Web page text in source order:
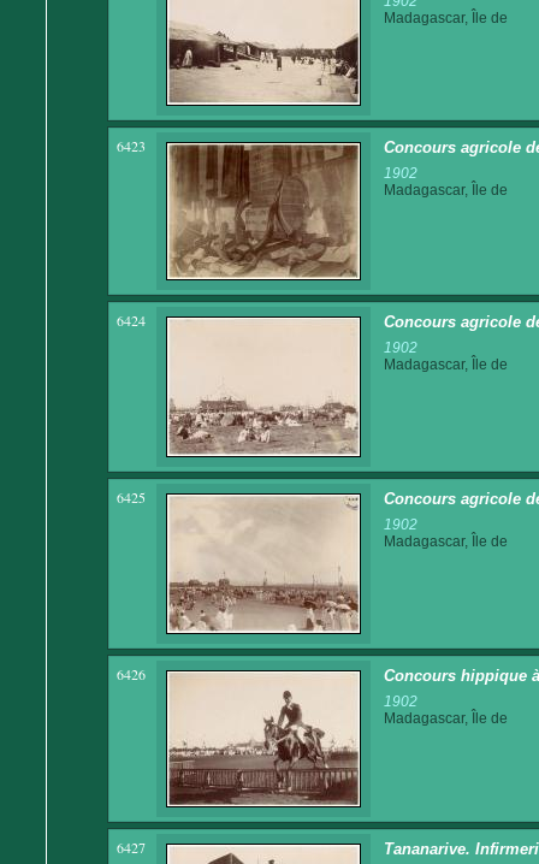
Madagascar, Île de
6423 Concours agricole
1902
Madagascar, Île de
6424 Concours agricole
1902
Madagascar, Île de
6425 Concours agricole
1902
Madagascar, Île de
6426 Concours hippique
1902
Madagascar, Île de
6427 Tananarive.